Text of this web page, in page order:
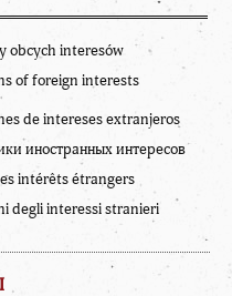
obcych interesów
of foreign interests
de intereses extranjeros
иностранных интересов
intérêts étrangers
degli interessi stranieri